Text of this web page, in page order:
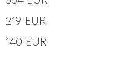
219 EUR
140 EUR